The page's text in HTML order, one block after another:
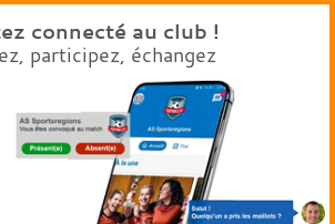
connecté au club !
participez, échangez